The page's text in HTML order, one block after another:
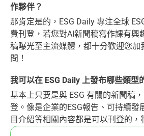
作夥伴？
那肯定是的，ESG Daily 專注全球
費刊登，若您對AI新聞稿寫作課有興
稿曝光至主流媒體，都十分歡迎您加
問！
我可以在 ESG Daily 上發布哪些類型
基本上只要是與 ESG 有關的新聞稿
登。像是企業的ESG報告、可持續發
目介紹等相關內容都是可以刊登的，